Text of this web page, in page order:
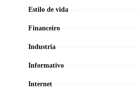
Estilo de vida
Financeiro
Industria
Informativo
Internet